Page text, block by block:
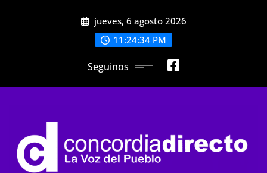
jueves, 6 agosto 2026
11:24:36 PM
Seguinos